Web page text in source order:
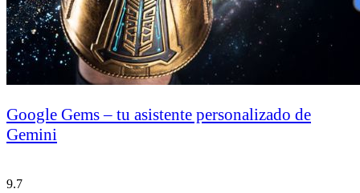
Google Gems – tu asistente personalizado de
Gemini
9.7